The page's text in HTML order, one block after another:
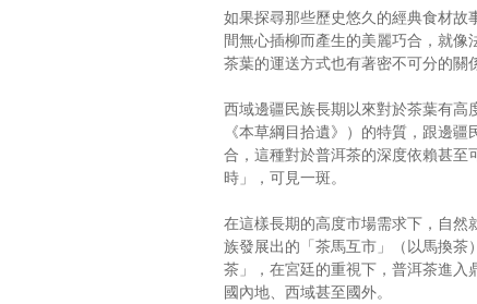
如果探尋那些歷史悠久的經典食材故
間無心插柳而產生的美麗巧合，就
茶葉的運送方式也有著密不可分的關
西域邊疆民族長期以來對於茶葉有
《本草綱目拾遺》）的特質，跟邊
合，這種對於普洱茶的深度依賴甚
時」，可見一斑。
在這樣長期的高度市場需求下，自
族發展出的「茶馬互市」（以馬換
茶」，在宮廷的重視下，普洱茶進入
國內地、西域甚至國外。